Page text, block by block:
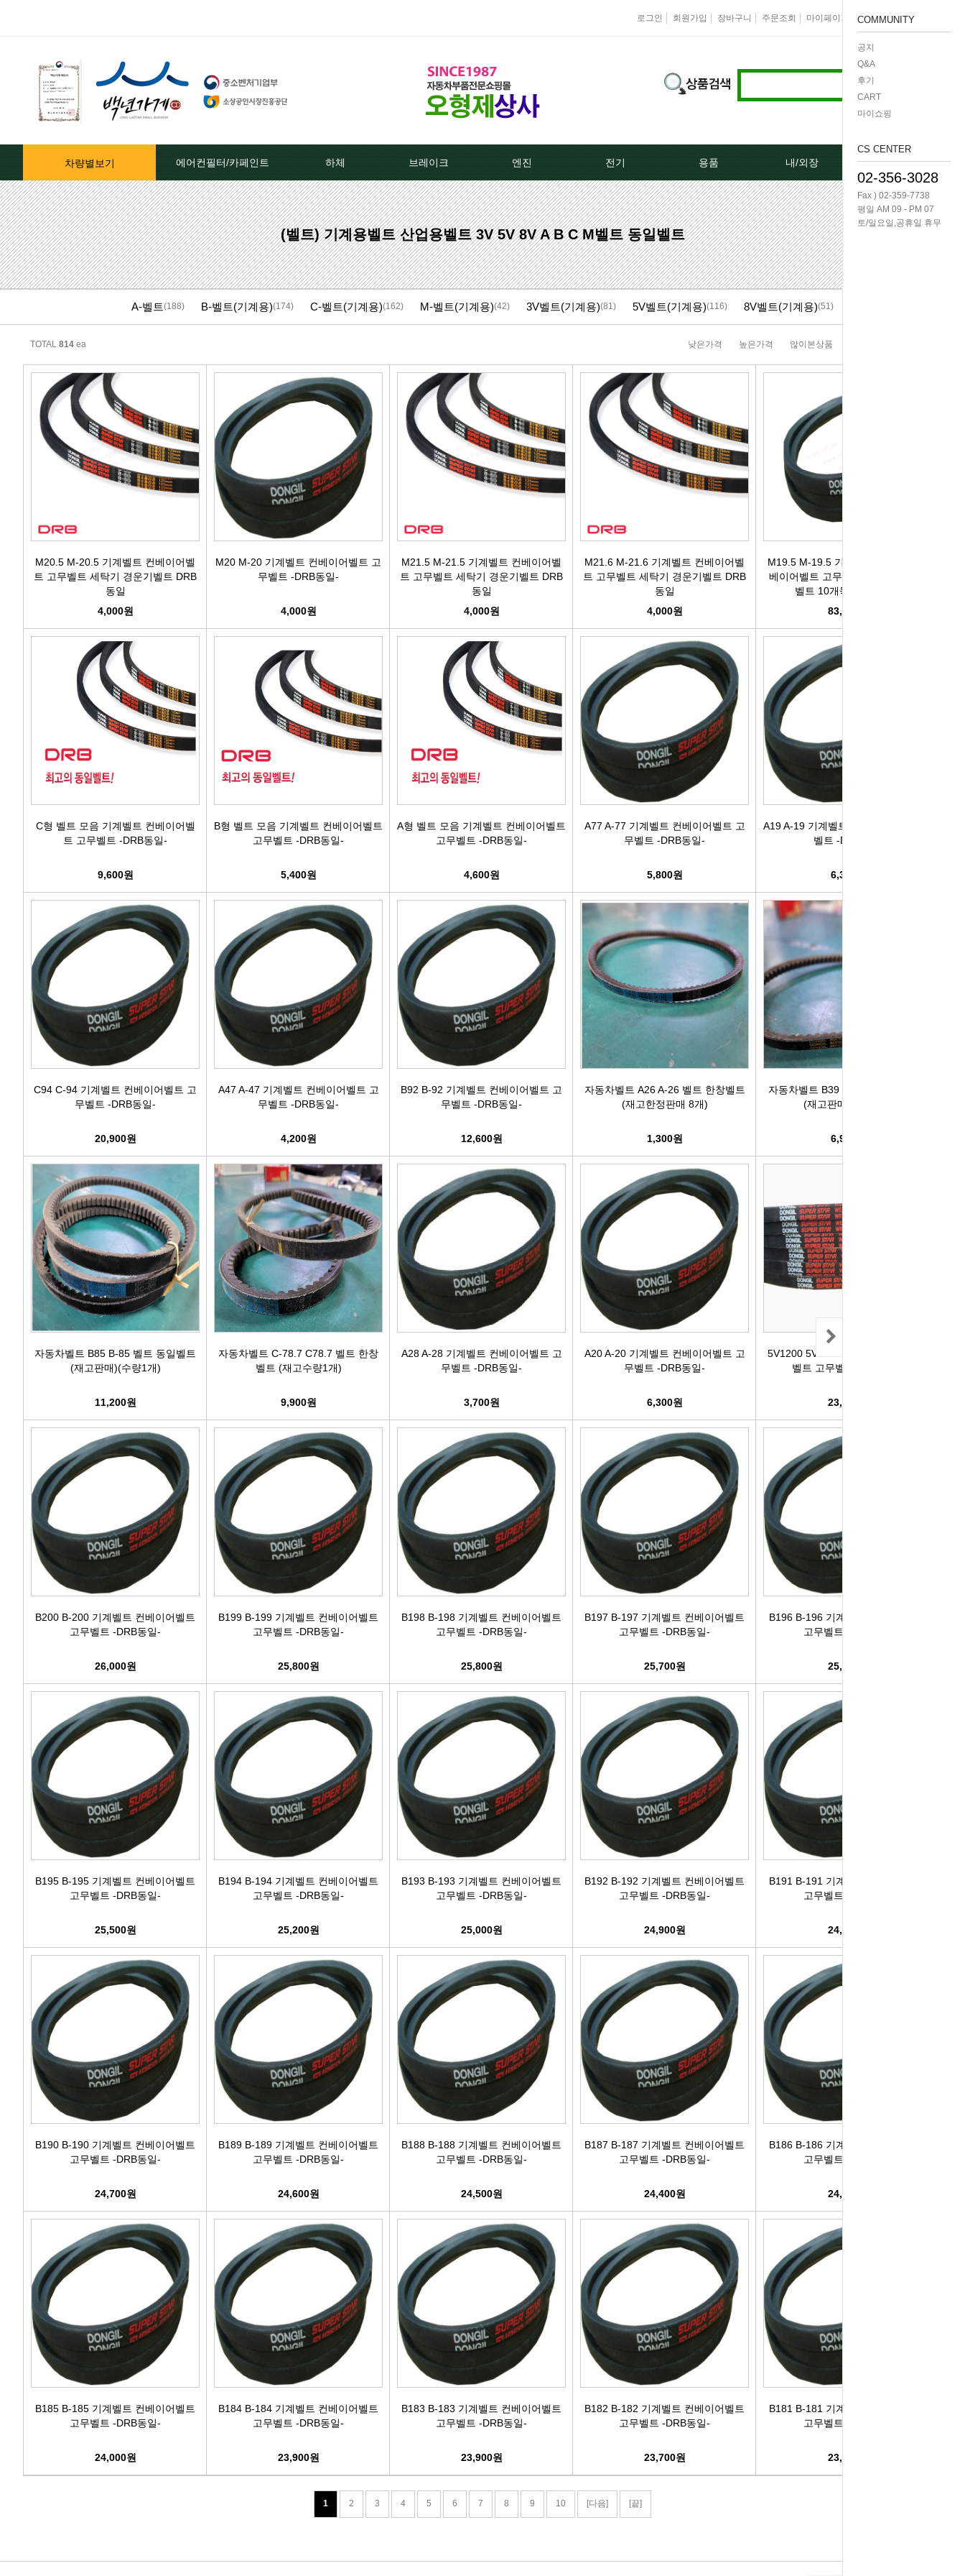
로그인 회원가입 장바구니 주문조회 마이페이지 즐겨찾기 회사소개
차량별보기 에어컨필터/카페인트
자동차페인트/차종별
자동차페인트/색상코드별
대영카페인트
퍼티[빠데]/콤파운드
에어컨필터[ACDELCO]
에어컨필터[GM쉐보레]
에어컨필터[쌍용]
에어컨필터[유성]
에어컨필터[헤파필터]
에어컨필터[한온/한라]
에어컨필터[카비스]
하체
TPMS센서
클러치커버/디스크[평화]
클러치커버/디스크[서진]
클러치케이블
클러치마스타[대철]
오페라실린더[대철]
로어암/어퍼암[동남]
어시스트암[동남]
로어암/어퍼암[재제조품]
허브베어링
쇼바마운트
볼쪼인트
활대링크-CTR-
어시스트암 -CTR-
타이로드엔드-유림-
항가고무
자날베어링
활대링크
활대고무
하체부품붓싱
휠볼트.너트
대형차휠볼트.너트
앵커볼트
캠버볼트
케리어볼트
브레이크
베스트브레이크패드 -한국베랄-
상신하이큐패드
상신하드론패드
평화브레이크패드
베스핏츠패드
홍성브레이크패드
싸이드라이닝
브레이크디스크[평화]
브레이크디스크[금강]
금강KGC튜닝디스크
외제차튜닝디스크KGC
브레이크캘리퍼[평화]
브레이크휠실린더[대철]
브레이크마스터[대철]
브레이크안전실린더
슈라이닝스프링세트
엔진
라지에이타
라지에타캡
엔진후앙/에어컨후앙
히터코어/에바코어
에어컨콤프[신품/재생]
오일쿨러
연료펌프[베파/대화]
PM센서
연료필터[모비스순정품]
연료필터[서흥/평화PHC]
보쉬인젝터/고압펌프
에어컨콘덴샤[한라/두원]
오일필터[순정품]
오일필터[카월드]
에어필터[카월드]
오일필터[카스테이션/카비스]
에어필터[카스테이션/카비스]
모비스엔진오일
인렛미터링밸브
팬벨트세트[순정품]
텐션베어링[순정품]
워터펌프[순정품]
워터펌프[GMB/정우]
타이밍벨트세트[일반품]
자동차겉벨트[동일]
리브드벨트/겉벨트[모비스]
한국게이츠베어링
엔진오일.부동액
TPS센서
CRDI인젝터
전기
알터네이터[모비스]
스타트모터/쎄루모다[모비스]
알터네이터풀리
배터리터미널
점화플러그[보쉬]
점화플러그[참피온.NGK]
점화플러그[순정품]
플러그배선 정품/일반품
비후다켑.로라
점화코일[정품]
점화코일[일반품]
가열플러그
PM센서
리모컨키배터리
남영라이트전구
싱글전구
더블전구
자동차커넥터
라이트전구소켓
깜박코일
안개등전구
오일스위치
온도센서
자동차안테나
물통모타
자동차메인휴즈
리모컨케이스
릴레이
파원윈도우스위치
클럭스프링
용품
오토크로바모음전
경동 모음전
엔진용품
왁스코팅용품
실내용품
글래스케어용품
휠 타이어용품
외장용품
연료첨가제
핸드폰충전기
도어핸들몰딩
내/외장
도어핸들[내켓치.외켓치]
트렁크쇼바
본넷쇼바
테일램프[후미등/후데루]
휠캡/허브캡
연료/주유구캡
와이퍼[브러쉬]
사이드미러[빽미러]
씨그날
자동차엠블럼
자동차글짜[마크]
자동차범퍼몰딩
경광등
씨그날
테일램프[순정품]
우찌핀.바닥핀
패스너 파스너도어트림
브러쉬암.와이퍼암
모비스기어봉
패달패드
자동차반사판
휠캡/허브캡
특장차부품
케미칼/공구
오일필터렌치 -다
COMMUNITY
공지
Q&A
후기
CART
마이쇼핑
CS CENTER
02-356-3028
Fax ) 02-359-7738
평일 AM 09 - PM 07
토/일요일,공휴일 휴무
(벨트) 기계용벨트 산업용벨트 3V 5V 8V A B C M벨트 동일벨트
A-벨트(188) B-벨트(기계용)(174) C-벨트(기계용)(162) M-벨트(기계용)(42) 3V벨트(기계용)(81) 5V벨트(기계용)(116) 8V벨트(기계용)(51)
TOTAL 814 ea 낮은가격 높은가격 많이본상품
M20.5 M-20.5 기계벨트 컨베이어벨
트 고무벨트 세탁기 경운기벨트 DRB
동일
4,000원
M20 M-20 기계벨트 컨베이어벨트 고
무벨트 -DRB동일-
4,000원
M21.5 M-21.5 기계벨트 컨베이어벨
트 고무벨트 세탁기 경운기벨트 DRB
동일
4,000원
M21.6 M-21.6 기계벨트 컨베이어벨
트 고무벨트 세탁기 경운기벨트 DRB
동일
4,000원
M19.5 M-19.5 기계벨트 랩트벨트 컨
베이어벨트 고무벨트 세탁기 경운기
벨트 10개묶음 DRB동일
83,000원
C형 벨트 모음 기계벨트 컨베이어벨
트 고무벨트 -DRB동일-
9,600원
B형 벨트 모음 기계벨트 컨베이어벨트
고무벨트 -DRB동일-
5,400원
A형 벨트 모음 기계벨트 컨베이어벨트
고무벨트 -DRB동일-
4,600원
A77 A-77 기계벨트 컨베이어벨트 고
무벨트 -DRB동일-
5,800원
A19 A-19 기계벨트 컨베이어벨트 고무
벨트 -DRB동일-
6,300원
C94 C-94 기계벨트 컨베이어벨트 고
무벨트 -DRB동일-
20,900원
A47 A-47 기계벨트 컨베이어벨트 고
무벨트 -DRB동일-
4,200원
B92 B-92 기계벨트 컨베이어벨트 고
무벨트 -DRB동일-
12,600원
자동차벨트 A26 A-26 벨트 한창벨트
(재고한정판매 8개)
1,300원
자동차벨트 B39 B-39 벨트 동일벨트
(재고판매)(수량1개)
6,900원
자동차벨트 B85 B-85 벨트 동일벨트
(재고판매)(수량1개)
11,200원
자동차벨트 C-78.7 C78.7 벨트 한창
벨트 (재고수량1개)
9,900원
A28 A-28 기계벨트 컨베이어벨트 고
무벨트 -DRB동일-
3,700원
A20 A-20 기계벨트 컨베이어벨트 고
무벨트 -DRB동일-
6,300원
5V1200 5V-1200 기계벨트 컨베이어
벨트 고무벨트 -DRB동일-
23,600원
B200 B-200 기계벨트 컨베이어벨트
고무벨트 -DRB동일-
26,000원
B199 B-199 기계벨트 컨베이어벨트
고무벨트 -DRB동일-
25,800원
B198 B-198 기계벨트 컨베이어벨트
고무벨트 -DRB동일-
25,800원
B197 B-197 기계벨트 컨베이어벨트
고무벨트 -DRB동일-
25,700원
B196 B-196 기계벨트 컨베이어벨트
고무벨트 -DRB동일-
25,600원
B195 B-195 기계벨트 컨베이어벨트
고무벨트 -DRB동일-
25,500원
B194 B-194 기계벨트 컨베이어벨트
고무벨트 -DRB동일-
25,200원
B193 B-193 기계벨트 컨베이어벨트
고무벨트 -DRB동일-
25,000원
B192 B-192 기계벨트 컨베이어벨트
고무벨트 -DRB동일-
24,900원
B191 B-191 기계벨트 컨베이어벨트
고무벨트 -DRB동일-
24,800원
B190 B-190 기계벨트 컨베이어벨트
고무벨트 -DRB동일-
24,700원
B189 B-189 기계벨트 컨베이어벨트
고무벨트 -DRB동일-
24,600원
B188 B-188 기계벨트 컨베이어벨트
고무벨트 -DRB동일-
24,500원
B187 B-187 기계벨트 컨베이어벨트
고무벨트 -DRB동일-
24,400원
B186 B-186 기계벨트 컨베이어벨트
고무벨트 -DRB동일-
24,200원
B185 B-185 기계벨트 컨베이어벨트
고무벨트 -DRB동일-
24,000원
B184 B-184 기계벨트 컨베이어벨트
고무벨트 -DRB동일-
23,900원
B183 B-183 기계벨트 컨베이어벨트
고무벨트 -DRB동일-
23,900원
B182 B-182 기계벨트 컨베이어벨트
고무벨트 -DRB동일-
23,700원
B181 B-181 기계벨트 컨베이어벨트
고무벨트 -DRB동일-
23,600원
1 2 3 4 5 6 7 8 9 10 [다음] [끝]